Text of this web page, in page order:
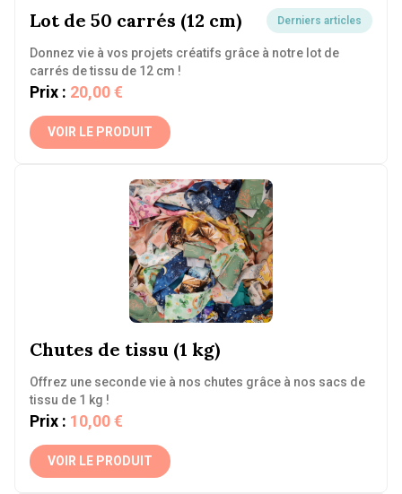
Lot de 50 carrés (12 cm) Derniers articles
Donnez vie à vos projets créatifs grâce à notre lot de
carrés de tissu de 12 cm !
Prix : 20,00 €
VOIR LE PRODUIT
Chutes de tissu (1 kg)
Offrez une seconde vie à nos chutes grâce à nos sacs de
tissu de 1 kg !
Prix : 10,00 €
VOIR LE PRODUIT